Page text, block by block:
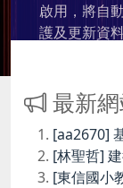
啟用，將自
護及更新資料
最新
[aa2670]
[林聖哲]
[東信國小